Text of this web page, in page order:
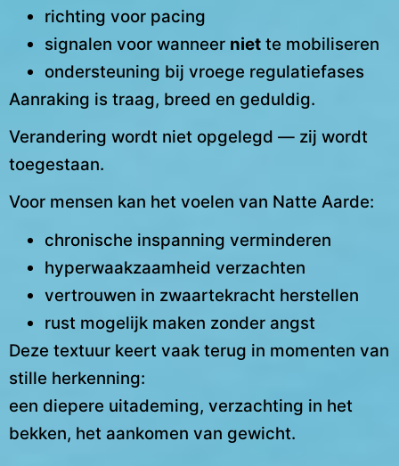
richting voor pacing
signalen voor wanneer niet te mobiliseren
ondersteuning bij vroege regulatiefases
Aanraking is traag, breed en geduldig.
Verandering wordt niet opgelegd — zij wordt
toegestaan.
Voor mensen kan het voelen van Natte Aarde:
chronische inspanning verminderen
hyperwaakzaamheid verzachten
vertrouwen in zwaartekracht herstellen
rust mogelijk maken zonder angst
Deze textuur keert vaak terug in momenten van
stille herkenning:
een diepere uitademing, verzachting in het
bekken, het aankomen van gewicht.